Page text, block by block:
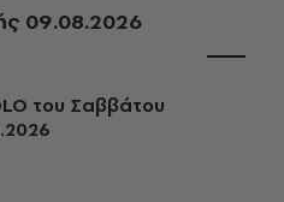
09.08.2026
του Σαββάτου